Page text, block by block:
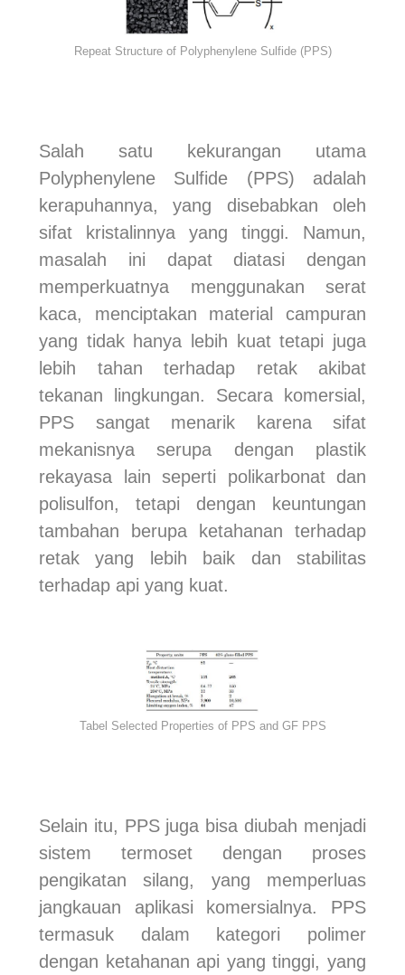
Repeat Structure of Polyphenylene Sulfide (PPS)
Salah satu kekurangan utama
Polyphenylene Sulfide (PPS) adalah
kerapuhannya, yang disebabkan oleh
sifat kristalinnya yang tinggi. Namun,
masalah ini dapat diatasi dengan
memperkuatnya menggunakan serat
kaca, menciptakan material campuran
yang tidak hanya lebih kuat tetapi juga
lebih tahan terhadap retak akibat
tekanan lingkungan. Secara komersial,
PPS sangat menarik karena sifat
mekanisnya serupa dengan plastik
rekayasa lain seperti polikarbonat dan
polisulfon, tetapi dengan keuntungan
tambahan berupa ketahanan terhadap
retak yang lebih baik dan stabilitas
terhadap api yang kuat.
Tabel Selected Properties of PPS and GF PPS
Selain itu, PPS juga bisa diubah menjadi
sistem termoset dengan proses
pengikatan silang, yang memperluas
jangkauan aplikasi komersialnya. PPS
termasuk dalam kategori polimer
dengan ketahanan api yang tinggi, yang